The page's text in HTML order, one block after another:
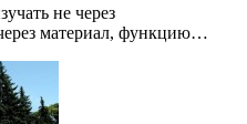
не через
материал, функцию…